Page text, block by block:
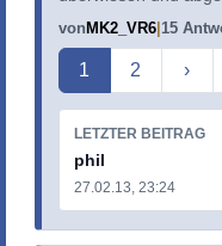
von MK2_VR6 15
Aktuelle Seite
1 2 ›
LETZTER BEITRAG
phil
27.02.13, 23:24